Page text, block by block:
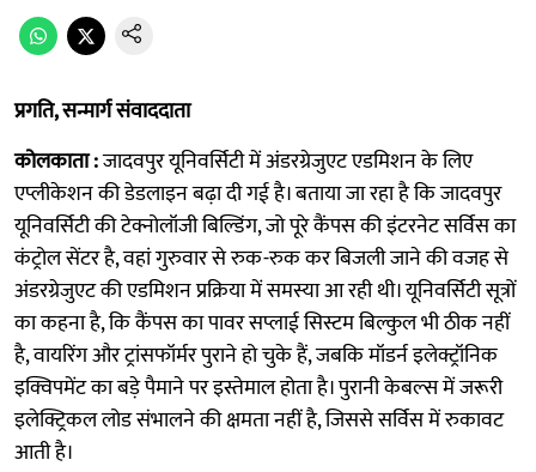
प्रगति, सन्मार्ग संवाददाता
कोलकाता :जादवपुर यूनिवर्सिटी में अंडरग्रेजुएट एडमिशन के लिए
एप्लीकेशन की डेडलाइन बढ़ा दी गई है। बताया जा रहा है कि जादवपुर
यूनिवर्सिटी की टेक्नोलॉजी बिल्डिंग, जो पूरे कैंपस की इंटरनेट सर्विस का
कंट्रोल सेंटर है, वहां गुरुवार से रुक-रुक कर बिजली जाने की वजह से
अंडरग्रेजुएट की एडमिशन प्रक्रिया में समस्या आ रही थी। यूनिवर्सिटी सूत्रों
का कहना है, कि कैंपस का पावर सप्लाई सिस्टम बिल्कुल भी ठीक नहीं
है, वायरिंग और ट्रांसफॉर्मर पुराने हो चुके हैं, जबकि मॉडर्न इलेक्ट्रॉनिक
इक्विपमेंट का बड़े पैमाने पर इस्तेमाल होता है। पुरानी केबल्स में जरूरी
इलेक्ट्रिकल लोड संभालने की क्षमता नहीं है, जिससे सर्विस में रुकावट
आती है।